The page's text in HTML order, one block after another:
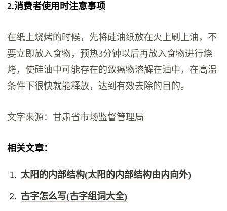
2.消费者使用时注意事项
在纸上烧烤的时候，先将硅油纸放在火上刷上油，不
要立即放入食物，预热3分钟以后再放入食物进行烧
烤，使硅油中可能存在的致癌物溶解在油中，在高温
条件下很快就能释放，达到有效去除的目的。
文字来源：甘肃省市场监督管理局
相关文章：
太阳的内部结构(太阳的内部结构由内向外)
古字怎么写(古字组词大全)